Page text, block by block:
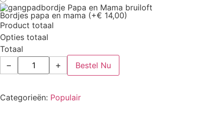
Bordjes papa en mama (+€ 14,00)
Product totaal
Opties totaal
Totaal
− + Bestel Nu
Categorieën: Populair